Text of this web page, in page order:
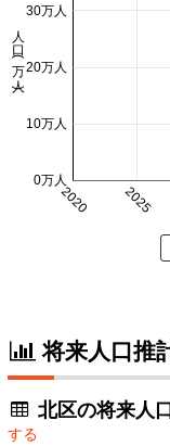
2020 2025
0万人
10万人
20万人
30万人
人口 (万人)
将来人口推
北区の将来人
する